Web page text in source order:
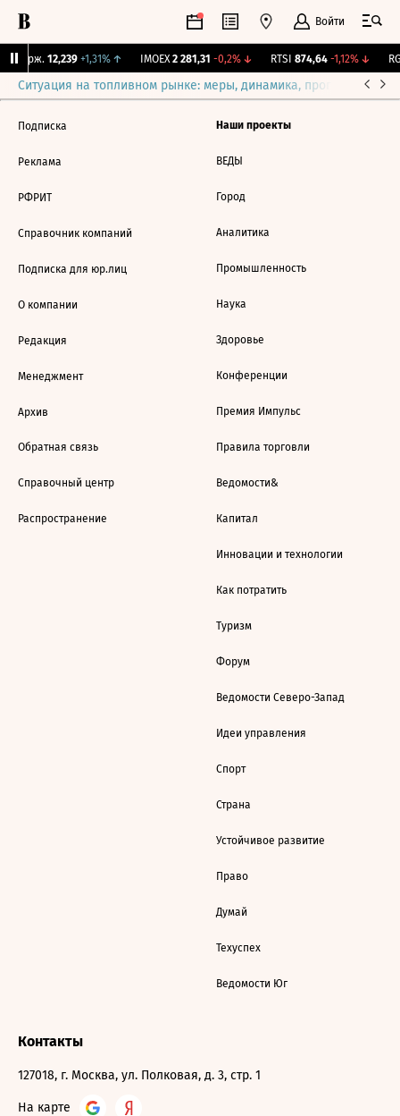
Войти
Бирж. 12,239 +1,31%↑ IMOEX 2 281,31 -0,2%↓ RTSI 874,64 -1,12%↓
Ситуация на топливном рынке: меры, динамика, прогнозы
Подписка
Реклама
РФРИТ
Справочник компаний
Подписка для юр.лиц
О компании
Редакция
Менеджмент
Архив
Обратная связь
Справочный центр
Распространение
Наши проекты
ВЕДЫ
Город
Аналитика
Промышленность
Наука
Здоровье
Конференции
Премия Импульс
Правила торговли
Ведомости&
Капитал
Инновации и технологии
Как потратить
Туризм
Форум
Ведомости Северо-Запад
Идеи управления
Спорт
Страна
Устойчивое развитие
Право
Думай
Техуспех
Ведомости Юг
Контакты
127018, г. Москва, ул. Полковая, д. 3, стр. 1
На карте